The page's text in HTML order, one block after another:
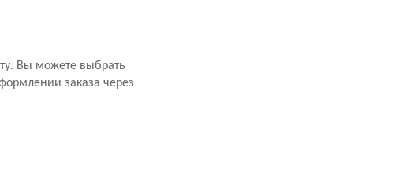
Вы можете выбрать
заказа через